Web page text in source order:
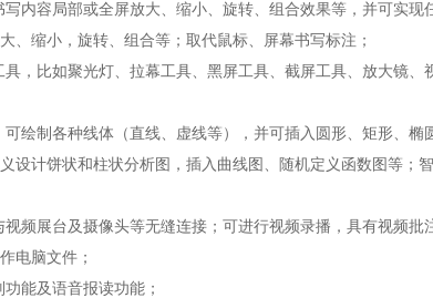
内容局部或全屏放大、缩小、旋转、组合效果等，并可实
、缩小，旋转、组合等；取代鼠标、屏幕书写标注；
，比如聚光灯、拉幕工具、黑屏工具、截屏工具、放大镜
绘制各种线体（直线、虚线等），并可插入圆形、矩形、
设计饼状和柱状分析图，插入曲线图、随机定义函数图等；
频展台及摄像头等无缝连接；可进行视频录播，具有视频
电脑文件；
能及语音报读功能；